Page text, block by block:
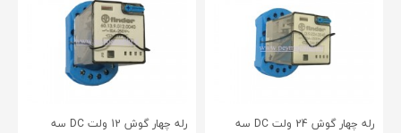
رله چهار گوش 24 ولت DC سه
رله چهار گوش 12 ولت DC سه